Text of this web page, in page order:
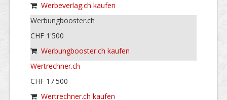
Werbeverlag.ch kaufen
Werbungbooster.ch
CHF 1'500
Werbungbooster.ch kaufen
Wertrechner.ch
CHF 17'500
Wertrechner.ch kaufen